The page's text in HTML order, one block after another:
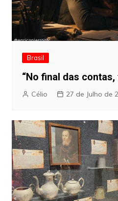
Brasil
“No final das
Célio 27 de Julho de